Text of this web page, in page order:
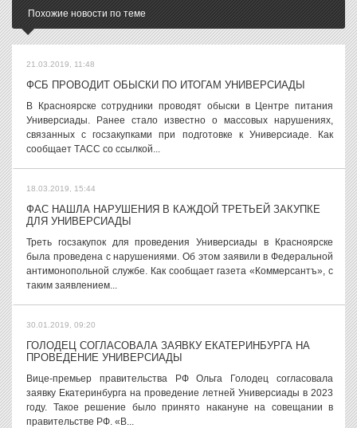
Похожие новости по теме
21.03.2019, 11:48
ФСБ ПРОВОДИТ ОБЫСКИ ПО ИТОГАМ УНИВЕРСИАДЫ
В Красноярске сотрудники проводят обыски в Центре питания
Универсиады. Ранее стало известно о массовых нарушениях,
связанных с госзакупками при подготовке к Универсиаде. Как
сообщает ТАСС со ссылкой...
18.03.2019, 15:44
ФАС НАШЛА НАРУШЕНИЯ В КАЖДОЙ ТРЕТЬЕЙ ЗАКУПКЕ
ДЛЯ УНИВЕРСИАДЫ
Треть госзакупок для проведения Универсиады в Красноярске
была проведена с нарушениями. Об этом заявили в Федеральной
антимонопольной службе. Как сообщает газета «Коммерсантъ», с
таким заявлением...
30.01.2019, 09:20
ГОЛОДЕЦ СОГЛАСОВАЛА ЗАЯВКУ ЕКАТЕРИНБУРГА НА
ПРОВЕДЕНИЕ УНИВЕРСИАДЫ
Вице-премьер правительства РФ Ольга Голодец согласовала
заявку Екатеринбурга на проведение летней Универсиады в 2023
году. Такое решение было принято накануне на совещании в
правительстве РФ. «В...